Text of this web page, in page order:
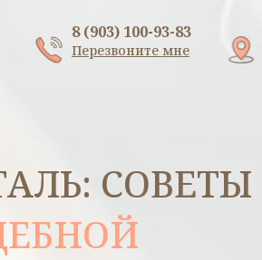
8 (903) 100-93-83
Перезвоните мне
СОВЕТЫ